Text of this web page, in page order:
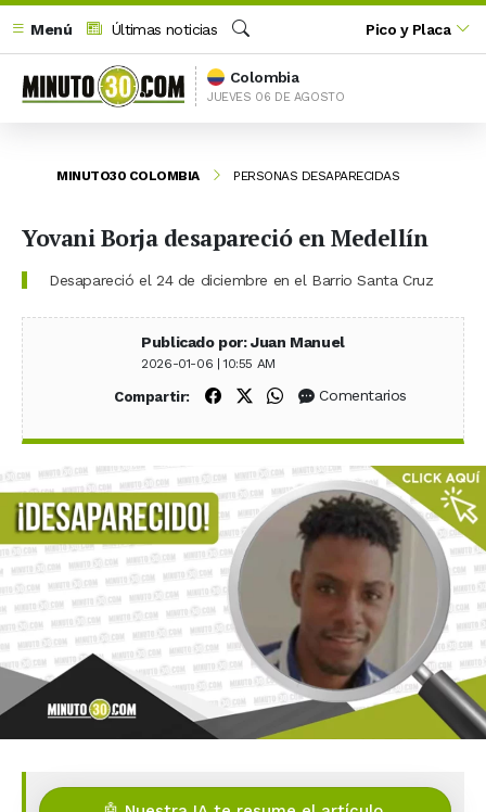
Menú
Últimas noticias
Buscar
Pico y Placa
Colombia
JUEVES 06 DE AGOSTO
MINUTO30 COLOMBIA PERSONAS DESAPARECIDAS
Yovani Borja desapareció en Medellín
Desapareció el 24 de diciembre en el Barrio Santa Cruz
Publicado por: Juan Manuel
2026-01-06 | 10:55 AM
Compartir: Compartir en Facebook
Compartir en X (Twitter)
Compartir en WhatsApp
Comentarios